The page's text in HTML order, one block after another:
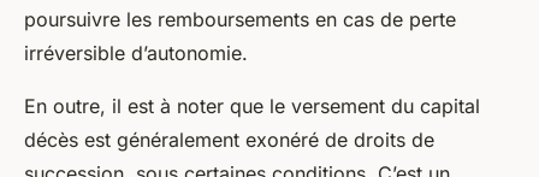
poursuivre les remboursements en cas de perte
irréversible d’autonomie.
En outre, il est à noter que le versement du capital
décès est généralement exonéré de droits de